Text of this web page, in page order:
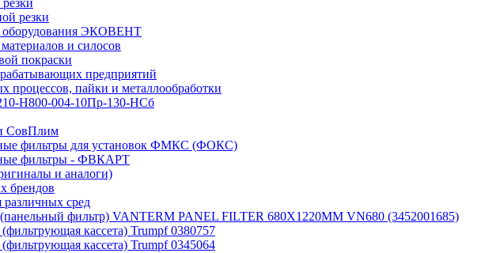
резки
оборудования ЭКОВЕНТ
и силосов
покраски
предприятий
процессов, пайки и металлообработки
H800-004-10Пр-130-НСб
СовПлим
фильтры для установок ФМКС (ФОКС)
фильтры - ФВКАРТ
и аналоги)
брендов
различных сред
фильтр) VANTERM PANEL FILTER 680X1220MM VN680 (3452001685)
кассета) Trumpf 0380757
кассета) Trumpf 0345064